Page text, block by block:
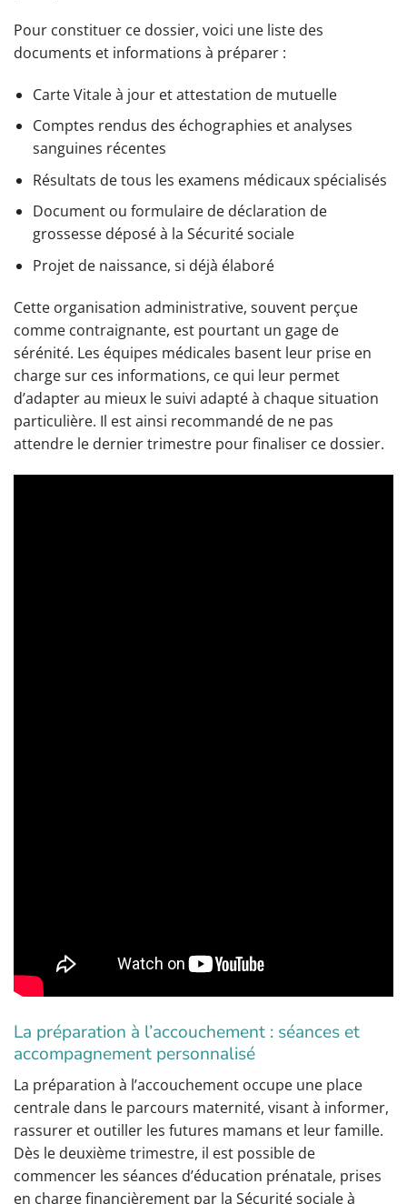
Pour constituer ce dossier, voici une liste des
documents et informations à préparer :
Carte Vitale à jour et attestation de mutuelle
Comptes rendus des échographies et analyses
sanguines récentes
Résultats de tous les examens médicaux spécialisés
Document ou formulaire de déclaration de
grossesse déposé à la Sécurité sociale
Projet de naissance, si déjà élaboré
Cette organisation administrative, souvent perçue
comme contraignante, est pourtant un gage de
sérénité. Les équipes médicales basent leur prise en
charge sur ces informations, ce qui leur permet
d’adapter au mieux le suivi adapté à chaque situation
particulière. Il est ainsi recommandé de ne pas
attendre le dernier trimestre pour finaliser ce dossier.
La préparation à l’accouchement : séances et
accompagnement personnalisé
La préparation à l’accouchement occupe une place
centrale dans le parcours maternité, visant à informer,
rassurer et outiller les futures mamans et leur famille.
Dès le deuxième trimestre, il est possible de
commencer les séances d’éducation prénatale, prises
en charge financièrement par la Sécurité sociale à